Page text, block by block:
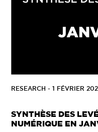
RESEARCH - 1 FÉVRIER 2021
SYNTHÈSE DES
NUMÉRIQUE EN